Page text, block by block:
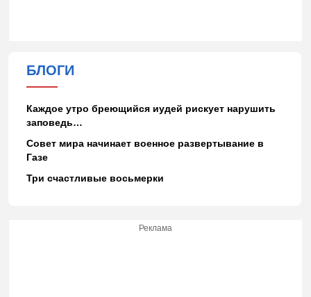
БЛОГИ
Каждое утро бреющийся иудей рискует нарушить
заповедь…
Совет мира начинает военное развертывание в
Газе
Три счастливые восьмерки
Реклама